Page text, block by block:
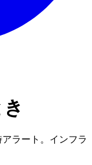
ラート。インフラ